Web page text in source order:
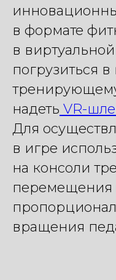
в формате
в
погрузиться
надеть VR-
Для
в игре
на консоли
перемещения
вращения